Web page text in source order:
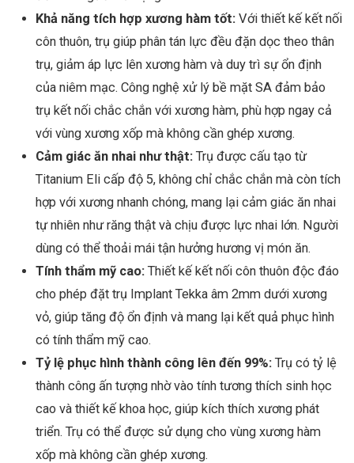
Khả năng tích hợp xương hàm tốt: Với thiết kế kết nối
côn thuôn, trụ giúp phân tán lực đều đặn dọc theo thân
trụ, giảm áp lực lên xương hàm và duy trì sự ổn định
của niêm mạc. Công nghệ xử lý bề mặt SA đảm bảo
trụ kết nối chắc chắn với xương hàm, phù hợp ngay cả
với vùng xương xốp mà không cần ghép xương.
Cảm giác ăn nhai như thật: Trụ được cấu tạo từ
Titanium Eli cấp độ 5, không chỉ chắc chắn mà còn tích
hợp với xương nhanh chóng, mang lại cảm giác ăn nhai
tự nhiên như răng thật và chịu được lực nhai lớn. Người
dùng có thể thoải mái tận hưởng hương vị món ăn.
Tính thẩm mỹ cao: Thiết kế kết nối côn thuôn độc đáo
cho phép đặt trụ Implant Tekka âm 2mm dưới xương
vỏ, giúp tăng độ ổn định và mang lại kết quả phục hình
có tính thẩm mỹ cao.
Tỷ lệ phục hình thành công lên đến 99%: Trụ có tỷ lệ
thành công ấn tượng nhờ vào tính tương thích sinh học
cao và thiết kế khoa học, giúp kích thích xương phát
triển. Trụ có thể được sử dụng cho vùng xương hàm
xốp mà không cần ghép xương.